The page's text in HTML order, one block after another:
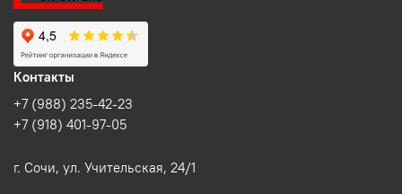
Контакты
+7 (988) 235-42-23
+7 (918) 401-97-05
г. Сочи, ул. Учительская, 24/1